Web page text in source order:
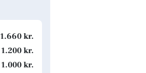
1.660 kr.
1.200 kr.
1.000 kr.